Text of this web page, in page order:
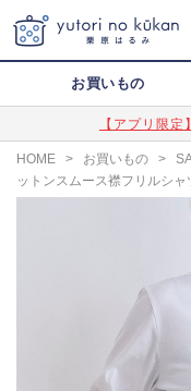
お買いもの
【アプリ限
HOME > お買いもの >
ットンスムース襟フリルシャ